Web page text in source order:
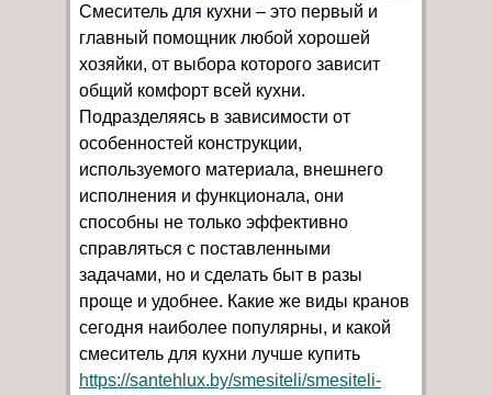
Смеситель для кухни – это первый и
главный помощник любой хорошей
хозяйки, от выбора которого зависит
общий комфорт всей кухни.
Подразделяясь в зависимости от
особенностей конструкции,
используемого материала, внешнего
исполнения и функционала, они
способны не только эффективно
справляться с поставленными
задачами, но и сделать быт в разы
проще и удобнее. Какие же виды кранов
сегодня наиболее популярны, и какой
смеситель для кухни лучше купить
https://santehlux.by/smesiteli/smesiteli-